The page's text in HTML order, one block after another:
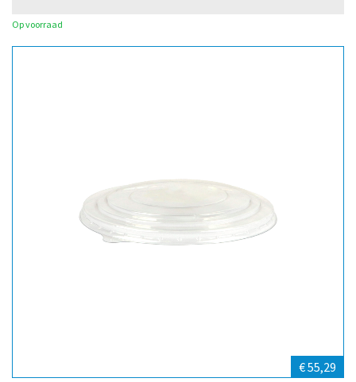
Op voorraad
€ 55,29